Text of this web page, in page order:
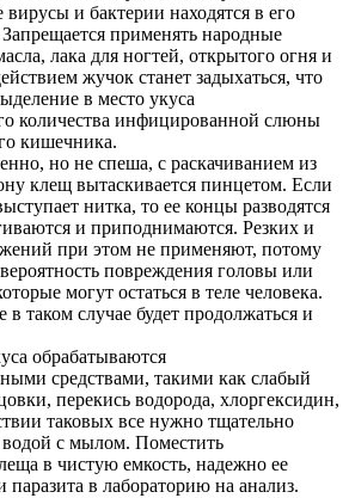
вирусы и бактерии находятся в его
применять народные
лака для ногтей, открытого огня и
жучок станет задыхаться, что
в место укуса
количества инфицированной слюны
кишечника.
но не спеша, с раскачиванием из
клещ вытаскивается пинцетом. Если
нитка, то ее концы разводятся
и приподнимаются. Резких и
при этом не применяют, потому
повреждения головы или
могут остаться в теле человека.
таком случае будет продолжаться и
обрабатываются
средствами, такими как слабый
перекись водорода, хлоргексидин,
таковых все нужно тщательно
с мылом. Поместить
в чистую емкость, надежно ее
паразита в лабораторию на анализ.